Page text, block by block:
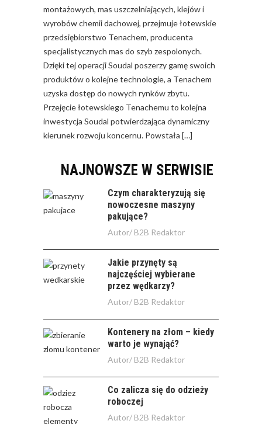
montażowych, mas uszczelniających, klejów i
wyrobów chemii dachowej, przejmuje łotewskie
przedsiębiorstwo Tenachem, producenta
specjalistycznych mas do szyb zespolonych.
Dzięki tej operacji Soudal poszerzy gamę swoich
produktów o kolejne technologie, a Tenachem
uzyska dostęp do nowych rynków zbytu.
Przejęcie łotewskiego Tenachemu to kolejna
inwestycja Soudal potwierdzająca dynamiczny
kierunek rozwoju koncernu. Powstała […]
NAJNOWSZE W SERWISIE
Czym charakteryzują się
nowoczesne maszyny
pakujące?
Autor/ B2B Redaktor
Jakie przynęty są
najczęściej wybierane
przez wędkarzy?
Autor/ B2B Redaktor
Kontenery na złom – kiedy
warto je wynająć?
Autor/ B2B Redaktor
Co zalicza się do odzieży
roboczej
Autor/ B2B Redaktor